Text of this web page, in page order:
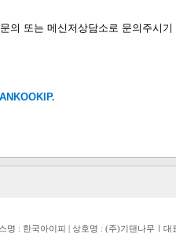
의 또는 메신저상담소로 문의주시기
명 : 한국아이피 | 상호명 : (주)기댄나무ㅣ